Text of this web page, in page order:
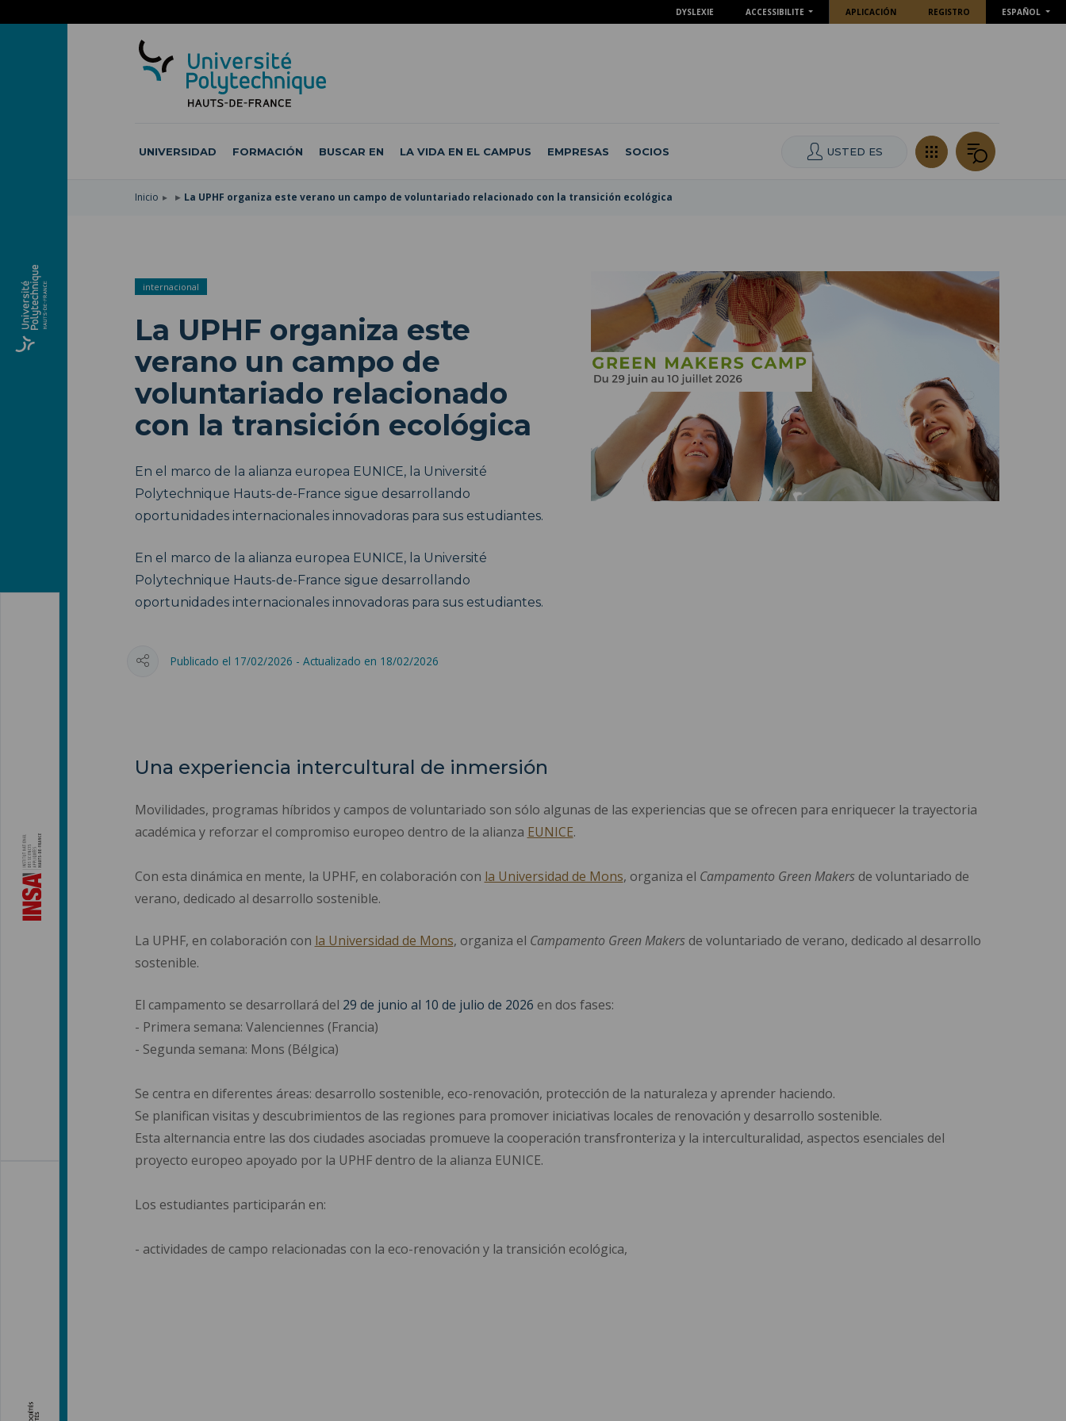
DYSLEXIE ACCESSIBILITE APLICACIÓN REGISTRO ESPAÑOL
UNIVERSIDAD FORMACIÓN BUSCAR EN LA VIDA EN EL CAMPUS EMPRESAS SOCIOS USTED ES
Inicio La UPHF organiza este verano un campo de voluntariado relacionado con la transición ecológica
internacional
La UPHF organiza este
verano un campo de
voluntariado relacionado
con la transición ecológica
En el marco de la alianza europea EUNICE, la Université
Polytechnique Hauts-de-France sigue desarrollando
oportunidades internacionales innovadoras para sus estudiantes.
En el marco de la alianza europea EUNICE, la Université
Polytechnique Hauts-de-France sigue desarrollando
oportunidades internacionales innovadoras para sus estudiantes.
Publicado el 17/02/2026 - Actualizado en 18/02/2026
Una experiencia intercultural de inmersión
Movilidades, programas híbridos y campos de voluntariado son sólo algunas de las experiencias que se ofrecen para enriquecer la trayectoria
académica y reforzar el compromiso europeo dentro de la alianza EUNICE.
Con esta dinámica en mente, la UPHF, en colaboración con la Universidad de Mons, organiza el Campamento Green Makers de voluntariado de
verano, dedicado al desarrollo sostenible.
La UPHF, en colaboración con la Universidad de Mons, organiza el Campamento Green Makers de voluntariado de verano, dedicado al desarrollo
sostenible.
El campamento se desarrollará del 29 de junio al 10 de julio de 2026 en dos fases:
- Primera semana: Valenciennes (Francia)
- Segunda semana: Mons (Bélgica)
Se centra en diferentes áreas: desarrollo sostenible, eco-renovación, protección de la naturaleza y aprender haciendo.
Se planifican visitas y descubrimientos de las regiones para promover iniciativas locales de renovación y desarrollo sostenible.
Esta alternancia entre las dos ciudades asociadas promueve la cooperación transfronteriza y la interculturalidad, aspectos esenciales del
proyecto europeo apoyado por la UPHF dentro de la alianza EUNICE.
Los estudiantes participarán en:
- actividades de campo relacionadas con la eco-renovación y la transición ecológica,